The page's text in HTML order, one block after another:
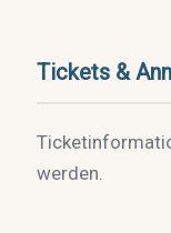
Tickets &
werden.